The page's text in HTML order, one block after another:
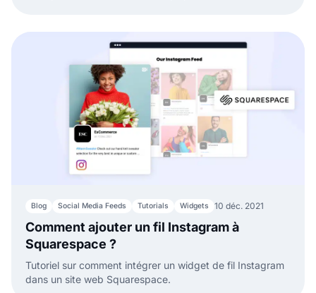
Blog Social Media Feeds Tutorials Widgets 10 déc. 2021
Comment ajouter un fil Instagram à
Squarespace ?
Tutoriel sur comment intégrer un widget de fil Instagram
dans un site web Squarespace.